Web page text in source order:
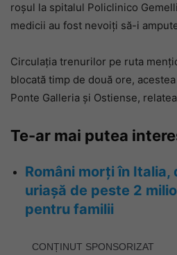
roșul la spitalul Policlinico
medicii au fost nevoiți să-i
Circulația trenurilor pe ruta
blocată timp de două ore,
Ponte Galleria și Ostiense,
Te-ar mai putea
Români morți în Italia,
uriașă de peste 2
pentru familii